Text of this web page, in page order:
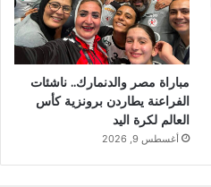
مباراة مصر والدنمارك.. ناشئات
الفراعنة يطاردن برونزية كأس
العالم لكرة اليد
أغسطس 9, 2026